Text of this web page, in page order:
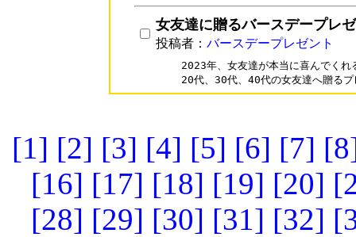
女友達に贈るバースデープレ
投稿者： バースデープレゼント
2023年、女友達が本当に喜んでく
[1] [2] [3] [4] [5] [6] [7]
[16] [17] [18] [19] [20]
[28] [29] [30] [31] [32]